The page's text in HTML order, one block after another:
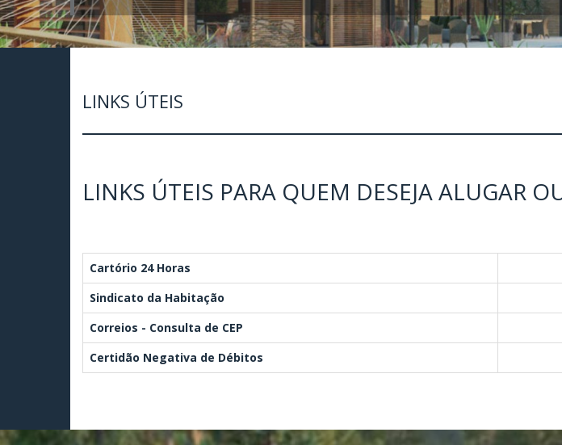
LINKS ÚTEIS
LINKS ÚTEIS PARA QUEM DESEJA ALUGAR
Cartório 24 Horas
Sindicato da Habitação
Correios - Consulta de CEP
Certidão Negativa de Débitos